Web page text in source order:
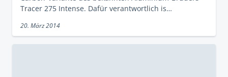
Tracer 275 Intense. Dafür verantwortlich is…
20. März 2014